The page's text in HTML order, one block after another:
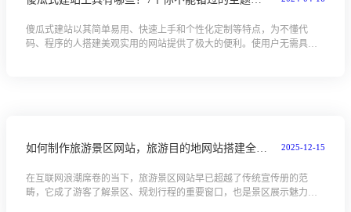
傻瓜式建站以其简单易用、快速上手和个性化定制等特点，为不懂代
码、程序的人搭建美观实用的网站提供了极大的便利。使用户无需具备
如何制作旅游景区网站，旅游目的地网站搭建全攻略教程 2025-12-15
在互联网浪潮席卷的当下，旅游景区网站早已超越了传统宣传册的范
畴，它成了游客了解景区、规划行程的重要窗口，也是景区展示魅力、